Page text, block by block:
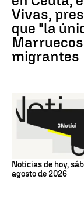
Vivas,
que "la
migrantes
Noticias de hoy,
agosto de 2026